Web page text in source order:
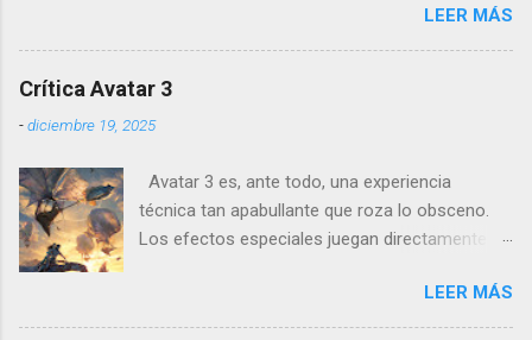
psicológico se sumerge en los juicios de
Núremberg tras la Segunda Guerra Mundial ,
entre un psiquiatra estadounidense y uno de
LEER MÁS
Crítica Avatar 3
-diciembre 19, 2025
Avatar 3 es, ante todo, una experiencia
técnica tan apabullante que roza lo obsceno.
Los efectos especiales juegan directamente en
otras películas, es que directamente parecen
inalcanzables para el resto del cine mundial
LEER MÁS